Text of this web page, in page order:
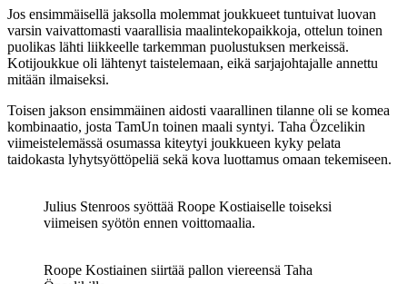
Jos ensimmäisellä jaksolla molemmat joukkueet tuntuivat luovan
varsin vaivattomasti vaarallisia maalintekopaikkoja, ottelun toinen
puolikas lähti liikkeelle tarkemman puolustuksen merkeissä.
Kotijoukkue oli lähtenyt taistelemaan, eikä sarjajohtajalle annettu
mitään ilmaiseksi.
Toisen jakson ensimmäinen aidosti vaarallinen tilanne oli se komea
kombinaatio, josta TamUn toinen maali syntyi. Taha Özcelikin
viimeistelemässä osumassa kiteytyi joukkueen kyky pelata
taidokasta lyhytsyöttöpeliä sekä kova luottamus omaan tekemiseen.
Julius Stenroos syöttää Roope Kostiaiselle toiseksi
viimeisen syötön ennen voittomaalia.
Roope Kostiainen siirtää pallon viereensä Taha